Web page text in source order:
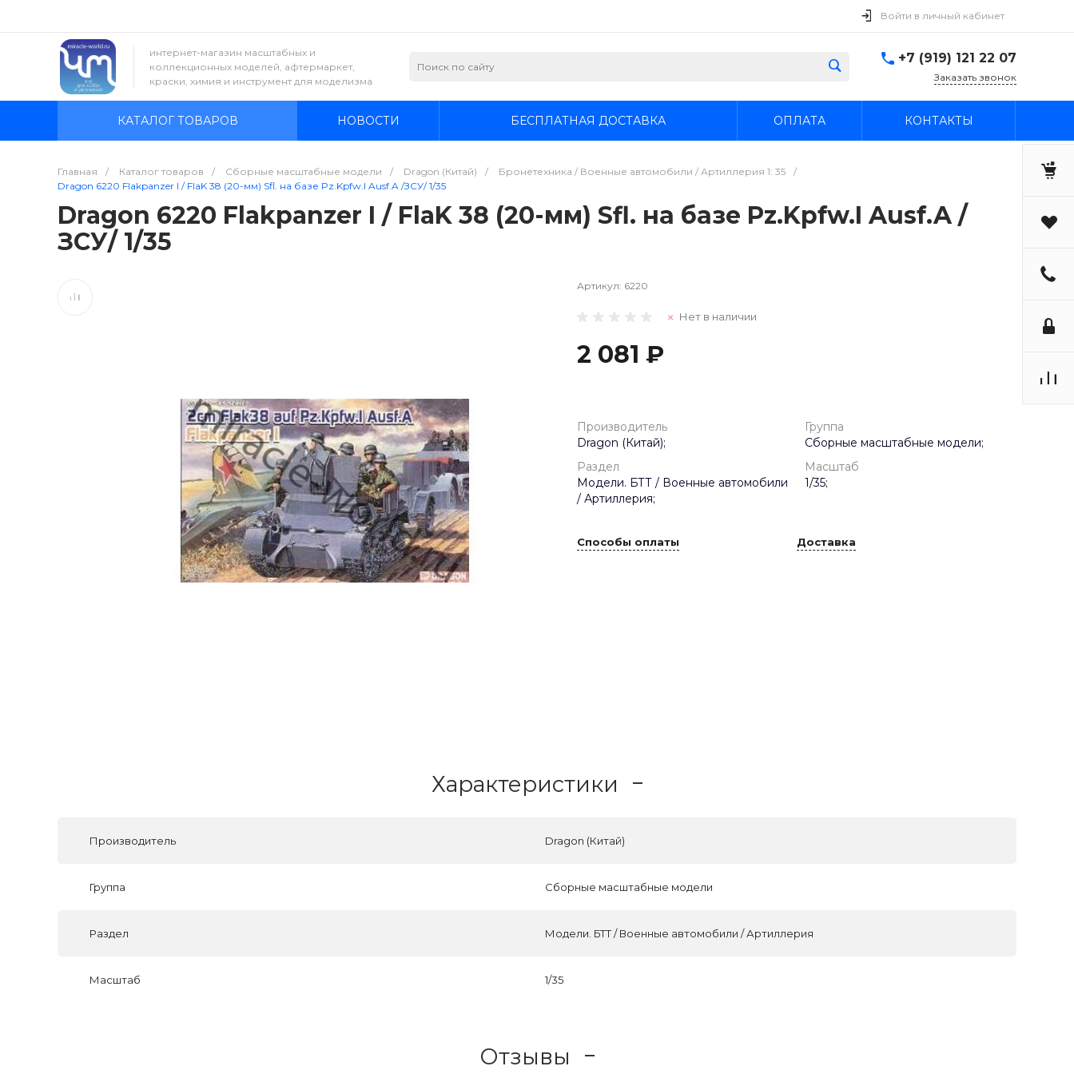
Войти в личный кабинет
интернет-магазин масштабных и
коллекционных моделей, афтермаркет,
краски, химия и инструмент для моделизма
+7 (919) 121 22 07
Заказать звонок
КАТАЛОГ ТОВАРОВ НОВОСТИ БЕСПЛАТНАЯ ДОСТАВКА ОПЛАТА КОНТАКТЫ
Главная / Каталог товаров / Сборные масштабные модели / Dragon (Китай) / Бронетехника / Военные автомобили / Артиллерия 1: 35
/
Dragon 6220 Flakpanzer I / FlaK 38 (20-мм) Sfl. на базе Pz.Kpfw.I Ausf.A /ЗСУ/ 1/35
Dragon 6220 Flakpanzer I / FlaK 38 (20-мм) Sfl. на базе Pz.Kpfw.I Ausf.A /
ЗСУ/ 1/35
Артикул: 6220
Нет в наличии
2 081 ₽
Производитель
Dragon (Китай);
Группа
Сборные масштабные модели;
Раздел
Модели. БТТ / Военные автомобили
/ Артиллерия;
Масштаб
1/35;
Способы оплаты Доставка
Характеристики
Производитель Dragon (Китай)
Группа Сборные масштабные модели
Раздел Модели. БТТ / Военные автомобили / Артиллерия
Масштаб 1/35
Отзывы